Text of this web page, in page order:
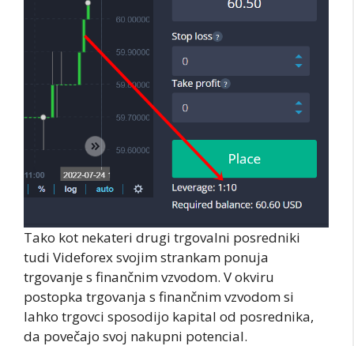
Tako kot nekateri drugi trgovalni posredniki
tudi Videforex svojim strankam ponuja
trgovanje s finančnim vzvodom. V okviru
postopka trgovanja s finančnim vzvodom si
lahko trgovci sposodijo kapital od posrednika,
da povečajo svoj nakupni potencial.